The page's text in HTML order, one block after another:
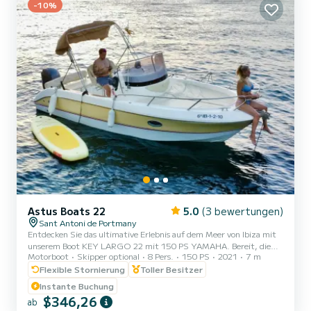
-10%
Astus Boats 22 5.0 (3 bewertungen)
Sant Antoni de Portmany
Entdecken Sie das ultimative Erlebnis auf dem Meer von Ibiza mit
unserem Boot KEY LARGO 22 mit 150 PS YAMAHA. Bereit, die
kristallklaren Gewässer von Ibiza zu erkunden? Mit unserem KEY
LARGO 22 PREMIUN BOAT 150CV Yamaha können Sie ein
unglaubliches nautisches Abenteuer erleben. Entspannen Sie sich
einfach und genießen Sie! Warum uns wählen? 1. MINDESTENS
EINEN PNB-NAVIGATIONSLIZENZ HABEN. Wir bieten Ihnen vor
Motorboot Skipper optional 8 Pers. 150 PS 2021
7 m
Flexible Stornierung
Toller Besitzer
Instante Buchung
ab $346,26